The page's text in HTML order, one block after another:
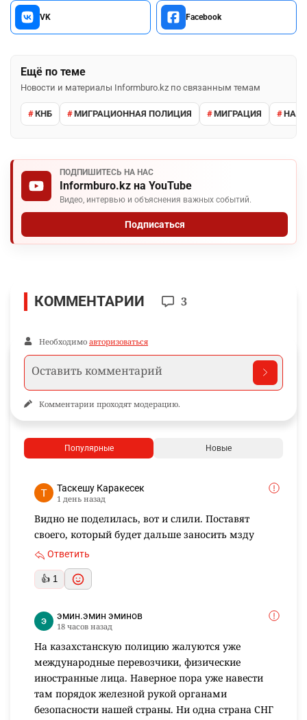
VK Facebook
Ещё по теме
Новости и материалы Informburo.kz по связанным темам
КНБ МИГРАЦИОННАЯ ПОЛИЦИЯ МИГРАЦИЯ
ПОДПИШИТЕСЬ НА НАС
Informburo.kz на YouTube
Видео, интервью и объяснения важных событий.
Подписаться
КОММЕНТАРИИ 3
Необходимо авторизоваться
Комментарии проходят модерацию.
Популярные Новые
Таскешу Каракесек
1 день назад
Видно не поделилась, вот и слили. Поставят
своего, который будет дальше заносить мзду
Ответить
👍 1
эмин.эмин эминов
18 часов назад
На казахстанскую полицию жалуются уже
международные перевозчики, физические
иностранные лица. Наверное пора уже навести
там порядок железной рукой органами
безопасности нашей страны. Ни одна страна СНГ